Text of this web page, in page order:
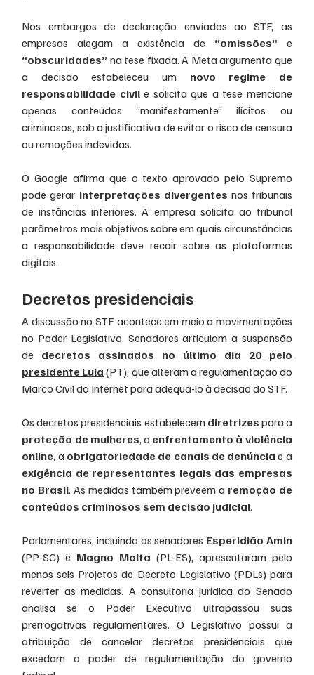
Nos embargos de declaração enviados ao STF, as
empresas alegam a existência de “omissões”
“obscuridades” na tese fixada. A Meta argumenta que
a decisão estabeleceu um novo regime de
responsabilidade civil e solicita que a tese mencione
apenas conteúdos “manifestamente” ilícitos ou
criminosos, sob a justificativa de evitar o risco de censura
ou remoções indevidas.
O Google afirma que o texto aprovado pelo Supremo
pode gerar interpretações divergentes nos tribunais
de instâncias inferiores. A empresa solicita ao tribunal
parâmetros mais objetivos sobre em quais circunstâncias
a responsabilidade deve recair sobre as plataformas
digitais.
Decretos presidenciais
A discussão no STF acontece em meio a movimentações
no Poder Legislativo. Senadores articulam a suspensão
de decretos assinados no último dia 20 pelo
presidente Lula (PT), que alteram a regulamentação do
Marco Civil da Internet para adequá-lo à decisão do STF.
Os decretos presidenciais estabelecem diretrizes
para a
proteção de mulheres, o enfrentamento à violência
online, a obrigatoriedade de canais de denúncia
e a
exigência de representantes legais das empresas
no Brasil. As medidas também preveem a remoção de
conteúdos criminosos sem decisão judicial.
Parlamentares, incluindo os senadores Esperidião Amin
(PP-SC) e Magno Malta (PL-ES), apresentaram pelo
menos seis Projetos de Decreto Legislativo (PDLs) para
reverter as medidas. A consultoria jurídica do Senado
analisa se o Poder Executivo ultrapassou suas
prerrogativas regulamentares. O Legislativo possui a
atribuição de cancelar decretos presidenciais que
excedam o poder de regulamentação do governo